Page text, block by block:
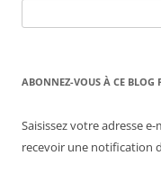
ABONNEZ-VOUS À CE BLOG
Saisissez votre adresse
recevoir une notification